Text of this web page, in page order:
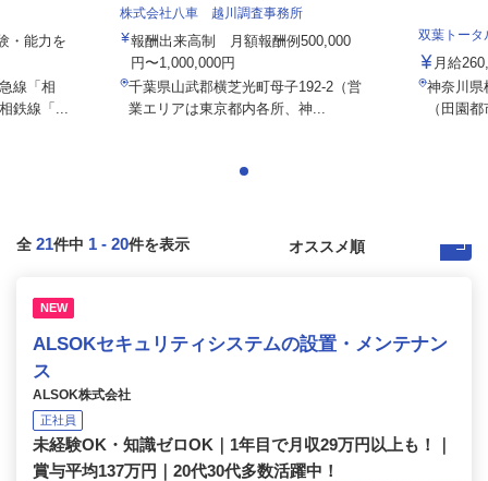
・能力を
線「相
鉄線「...
株式会社八車 越川調査事務所
報酬出来高制 月額報酬例500,000
円〜1,000,000円
千葉県山武郡横芝光町母子192-2（営
業エリアは東京都内各所、神...
双葉トータ
月給
神奈川県
（田園
全 21件中 1 - 20件を表示
NEW
ALSOKセキュリティシステムの設置・メンテナン
ス
ALSOK株式会社
正社員
未経験OK・知識ゼロOK｜1年目で月収29万円以上も！｜
賞与平均137万円｜20代30代多数活躍中！